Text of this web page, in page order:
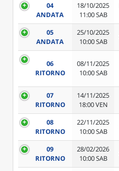
04
ANDATA
18/10/2025
11:00 SAB
05
ANDATA
25/10/2025
10:00 SAB
06
RITORNO
08/11/2025
10:00 SAB
07
RITORNO
14/11/2025
18:00 VEN
08
RITORNO
22/11/2025
10:00 SAB
09
RITORNO
28/02/2026
10:00 SAB